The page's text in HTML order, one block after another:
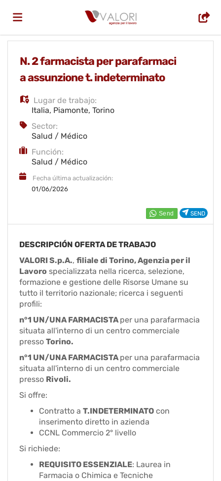
ofertas
de
trabajo
Subir
CV
Acceso
Idioma
EN
FR
IT
DE
ES
PT
SEND
N. 2 farmacista per parafarmaci
a assunzione t. indeterminato
Lugar de trabajo:
Italia, Piamonte, Torino
Sector:
Salud / Médico
Función:
Salud / Médico
Fecha última actualización:
01/06/2026
DESCRIPCIÓN OFERTA DE TRABAJO
VALORI S.p.A., filiale di Torino, Agenzia per il
Lavoro specializzata nella ricerca, selezione,
formazione e gestione delle Risorse Umane su
tutto il territorio nazionale; ricerca i seguenti
profili:
n°1 UN/UNA FARMACISTAper una parafarmacia
situata all'interno di un centro commerciale
presso Torino.
n°1 UN/UNA FARMACISTAper una parafarmacia
situata all'interno di un centro commerciale
presso Rivoli.
Si offre:
Contratto a T.INDETERMINATO con
inserimento diretto in azienda
CCNL Commercio 2° livello
Si richiede:
REQUISITO ESSENZIALE: Laurea in
Farmacia o Chimica e Tecniche